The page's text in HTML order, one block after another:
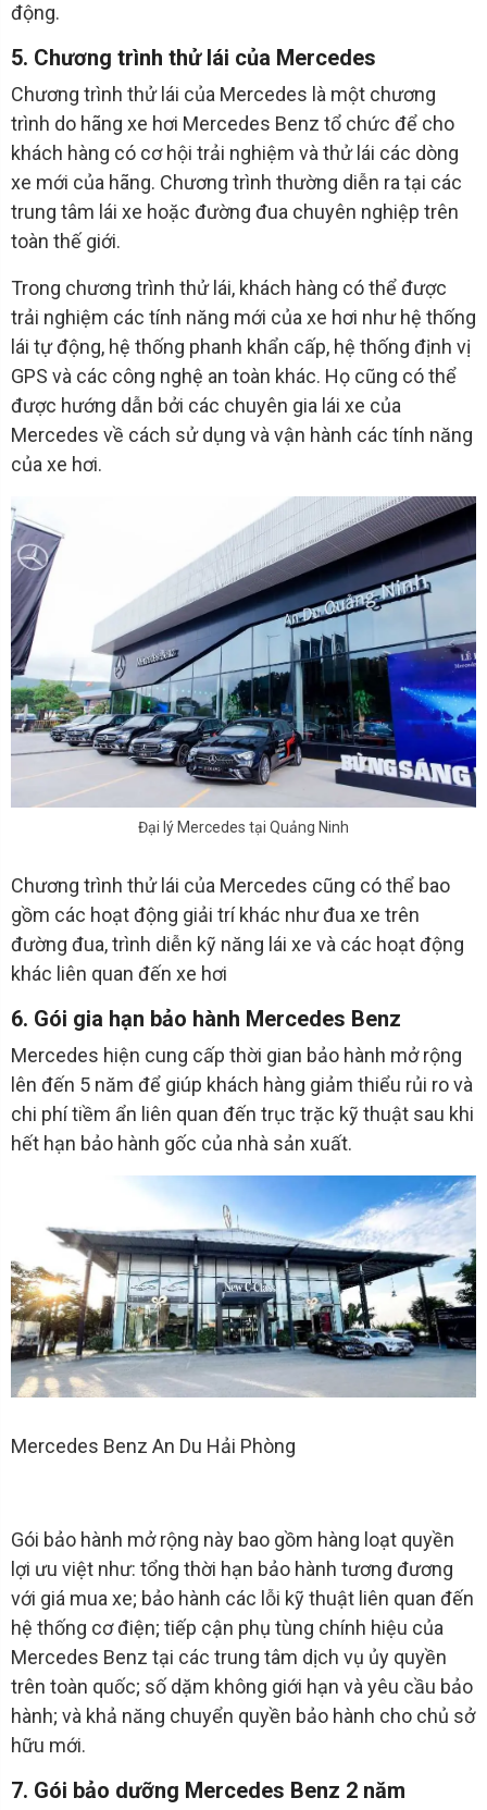
động.
5. Chương trình thử lái của Mercedes
Chương trình thử lái của Mercedes là một chương
trình do hãng xe hơi Mercedes Benz tổ chức để cho
khách hàng có cơ hội trải nghiệm và thử lái các dòng
xe mới của hãng. Chương trình thường diễn ra tại các
trung tâm lái xe hoặc đường đua chuyên nghiệp trên
toàn thế giới.
Trong chương trình thử lái, khách hàng có thể được
trải nghiệm các tính năng mới của xe hơi như hệ thống
lái tự động, hệ thống phanh khẩn cấp, hệ thống định vị
GPS và các công nghệ an toàn khác. Họ cũng có thể
được hướng dẫn bởi các chuyên gia lái xe của
Mercedes về cách sử dụng và vận hành các tính năng
của xe hơi.
Đại lý Mercedes tại Quảng Ninh
Chương trình thử lái của Mercedes cũng có thể bao
gồm các hoạt động giải trí khác như đua xe trên
đường đua, trình diễn kỹ năng lái xe và các hoạt động
khác liên quan đến xe hơi
6. Gói gia hạn bảo hành Mercedes Benz
Mercedes hiện cung cấp thời gian bảo hành mở rộng
lên đến 5 năm để giúp khách hàng giảm thiểu rủi ro và
chi phí tiềm ẩn liên quan đến trục trặc kỹ thuật sau khi
hết hạn bảo hành gốc của nhà sản xuất.
Mercedes Benz An Du Hải Phòng
Gói bảo hành mở rộng này bao gồm hàng loạt quyền
lợi ưu việt như: tổng thời hạn bảo hành tương đương
với giá mua xe; bảo hành các lỗi kỹ thuật liên quan đến
hệ thống cơ điện; tiếp cận phụ tùng chính hiệu của
Mercedes Benz tại các trung tâm dịch vụ ủy quyền
trên toàn quốc; số dặm không giới hạn và yêu cầu bảo
hành; và khả năng chuyển quyền bảo hành cho chủ sở
hữu mới.
7. Gói bảo dưỡng Mercedes Benz 2 năm